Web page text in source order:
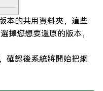
本的共用資料夾，這些
擇您想要還原的版本，
確認後系統將開始把網